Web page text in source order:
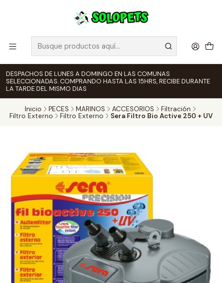
DESPACHOS DE LUNES A DOMINGO EN LAS COMUNAS
SELECCIONADAS. COMPRANDO HASTA LAS 15HRS, RECIBE DURANTE
LA TARDE DEL MISMO DIAS
Inicio PECES MARINOS ACCESORIOS
Filtración
Filtro Externo
Filtro Externo Sera Filtro Bio Active 250 + UV